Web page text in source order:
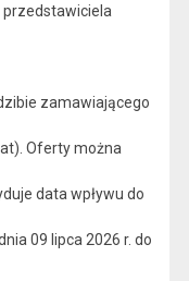
przedstawiciela
zamawiającego
Oferty można
data wpływu do
09 lipca 2026 r. do